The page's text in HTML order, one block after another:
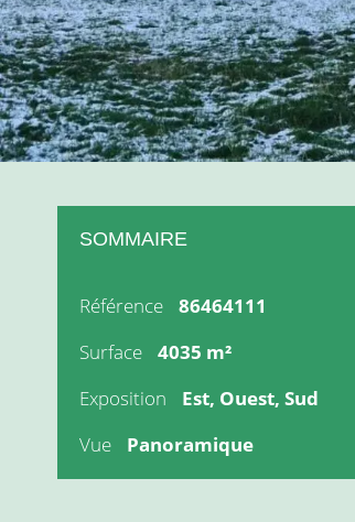
SOMMAIRE
Référence
86464111
Surface
4035 m²
Exposition
Est, Ouest, Sud
Vue
Panoramique